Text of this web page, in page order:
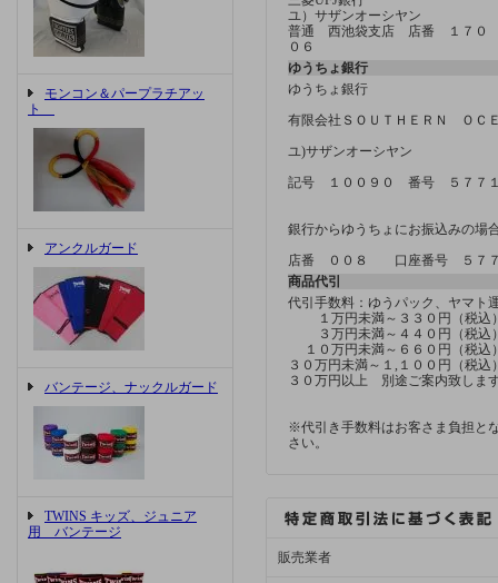
モンコン＆パープラチアッ
ト
アンクルガード
バンテージ、ナックルガード
TWINS キッズ、ジュニア
用 バンテージ
ユ）サザンオーシヤン
普通 西池袋支店 店番 １７０
０６
ゆうちょ銀行
ゆうちょ銀行
有限会社ＳＯＵＴＨＥＲＮ ＯＣ
ユ)サザンオーシヤン
記号 １００９０ 番号 ５７７
銀行からゆうちょにお振込みの場
店番 ００８ 口座番号 ５７７
商品代引
代引手数料：ゆうパック、ヤマ
１万円未満～３３０円（税込
３万円未満～４４０円（税込
１０万円未満～６６０円（税込
３０万円未満～１,１００円（税込
３０万円以上 別途ご案内致しま
※代引き手数料はお客さま負担と
さい。
販売業者